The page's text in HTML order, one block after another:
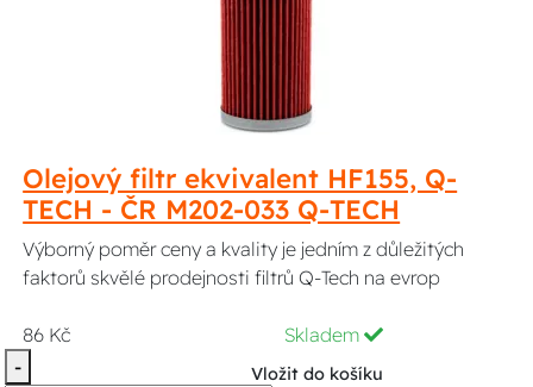
Olejový filtr ekvivalent HF155, Q-
TECH - ČR M202-033 Q-TECH
Výborný poměr ceny a kvality je jedním z důležitých
faktorů skvělé prodejnosti filtrů Q-Tech na evrop
86 Kč
Skladem
-
Vložit do košíku